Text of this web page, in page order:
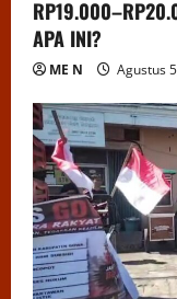
APA INI?
ME N Agustus